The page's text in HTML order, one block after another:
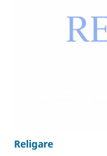
Religare